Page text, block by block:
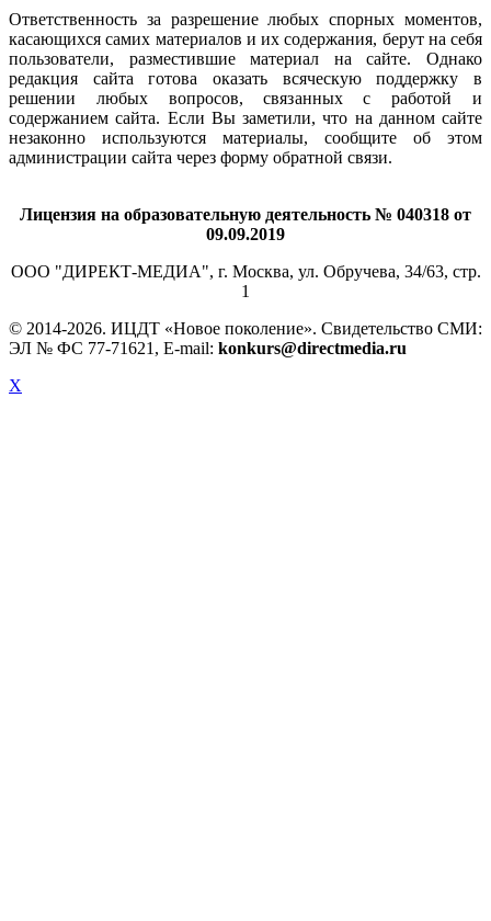
Ответственность за разрешение любых спорных моментов,
касающихся самих материалов и их содержания, берут на себя
пользователи, разместившие материал на сайте. Однако
редакция сайта готова оказать всяческую поддержку в
решении любых вопросов, связанных с работой и
содержанием сайта. Если Вы заметили, что на данном сайте
незаконно используются материалы, сообщите об этом
администрации сайта через форму обратной связи.
Лицензия на образовательную деятельность № 040318 от
09.09.2019
ООО "ДИРЕКТ-МЕДИА", г. Москва, ул. Обручева, 34/63, стр.
1
© 2014-2026. ИЦДТ «Новое поколение». Свидетельство СМИ:
ЭЛ № ФС 77-71621, E-mail: konkurs@directmedia.ru
X